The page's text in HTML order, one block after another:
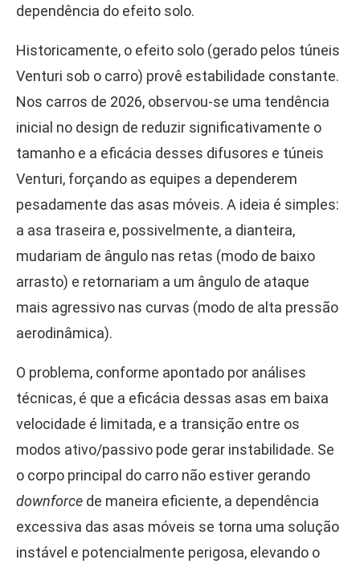
dependência do efeito solo.
Historicamente, o efeito solo (gerado pelos túneis
Venturi sob o carro) provê estabilidade constante.
Nos carros de 2026, observou-se uma tendência
inicial no design de reduzir significativamente o
tamanho e a eficácia desses difusores e túneis
Venturi, forçando as equipes a dependerem
pesadamente das asas móveis. A ideia é simples:
a asa traseira e, possivelmente, a dianteira,
mudariam de ângulo nas retas (modo de baixo
arrasto) e retornariam a um ângulo de ataque
mais agressivo nas curvas (modo de alta pressão
aerodinâmica).
O problema, conforme apontado por análises
técnicas, é que a eficácia dessas asas em baixa
velocidade é limitada, e a transição entre os
modos ativo/passivo pode gerar instabilidade. Se
o corpo principal do carro não estiver gerando
downforce de maneira eficiente, a dependência
excessiva das asas móveis se torna uma solução
instável e potencialmente perigosa, elevando o